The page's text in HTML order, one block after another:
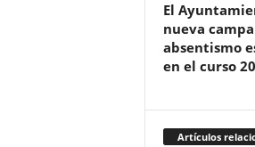
El
nueva
absentismo
en el curso
Artículos